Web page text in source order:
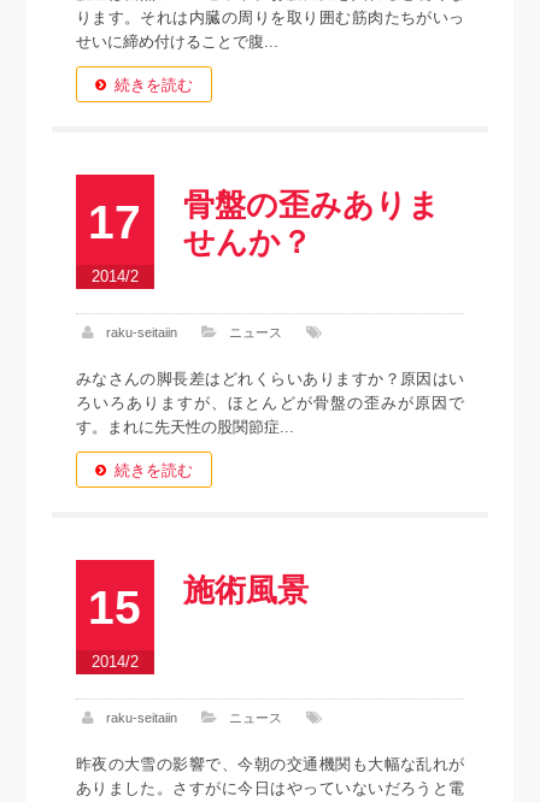
ります。それは内臓の周りを取り囲む筋肉たちがいっ
せいに締め付けることで腹...
続きを読む
17
2014/2
骨盤の歪みありま
せんか？
raku-seitaiin ニュース
みなさんの脚長差はどれくらいありますか？原因はい
ろいろありますが、ほとんどが骨盤の歪みが原因で
す。まれに先天性の股関節症...
続きを読む
15
2014/2
施術風景
raku-seitaiin ニュース
昨夜の大雪の影響で、今朝の交通機関も大幅な乱れが
ありました。さすがに今日はやっていないだろうと電